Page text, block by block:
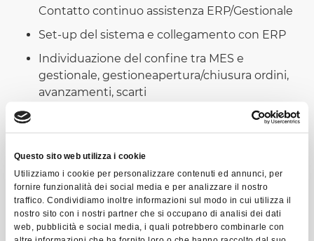
Questo sito web utilizza i cookie
Utilizziamo i cookie per personalizzare contenuti ed annunci, per
fornire funzionalità dei social media e per analizzare il nostro
traffico. Condividiamo inoltre informazioni sul modo in cui utilizza il
nostro sito con i nostri partner che si occupano di analisi dei dati
web, pubblicità e social media, i quali potrebbero combinarle con
Contatto continuo assistenza ERP/Gestionale
Set-up del sistema e collegamento con ERP
Individuazione del confine tra MES e
gestionale, gestioneapertura/chiusura ordini,
avanzamenti, scarti
Step 2 - Aspetti metodologici
Identificazione del tipo di attività: manuale/
automatica - da qui configurazione
e formazione del personale.
Prepararazione delle postazioni
ergonomicamente con lo stretto necessario: